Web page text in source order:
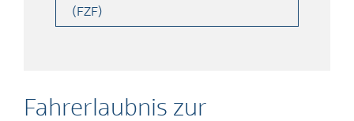
Fahrerlaubnis zur
(FZF)